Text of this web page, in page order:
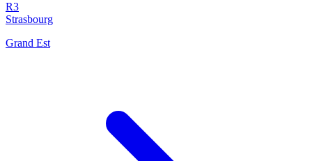
R3
Strasbourg
Grand Est